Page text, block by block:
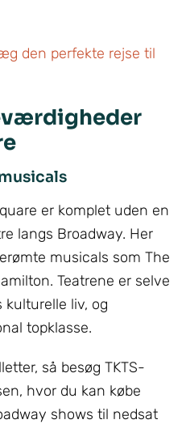
den perfekte rejse til
er komplet uden en
langs Broadway. Her
musicals som The
Teatrene er selve
kulturelle liv, og
topklasse.
så besøg TKTS-
hvor du kan købe
shows til nedsat